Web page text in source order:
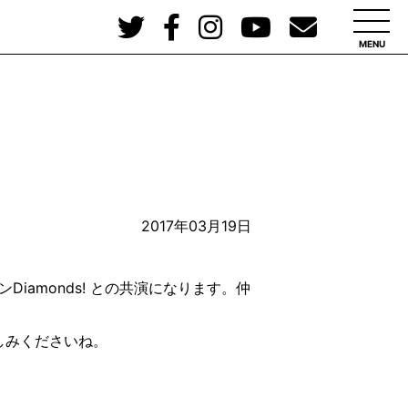
MENU
2017年03月19日
Diamonds! との共演になります。仲
みくださいね。